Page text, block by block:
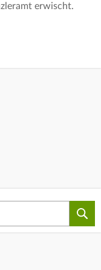
erwischt.